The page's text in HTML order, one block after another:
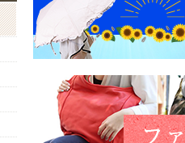
ヒロ様
いつも当店をご愛好いただ
レビューのご投稿も感謝申